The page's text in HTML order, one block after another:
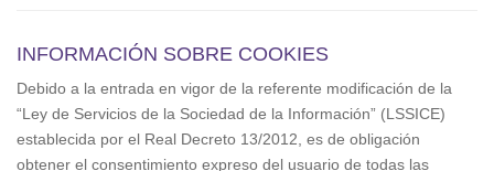
INFORMACIÓN SOBRE COOKIES
Debido a la entrada en vigor de la referente modificación de la
“Ley de Servicios de la Sociedad de la Información” (LSSICE)
establecida por el Real Decreto 13/2012, es de obligación
obtener el consentimiento expreso del usuario de todas las